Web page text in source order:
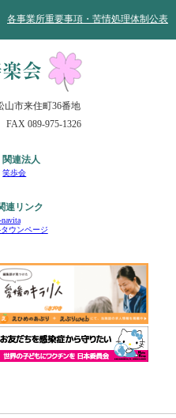
各事業所重要事項・苦情処理体制公表
山市来住町36番地
FAX 089-975-1326
関連法人
笑歩会
連リンク
navita
ウンページ